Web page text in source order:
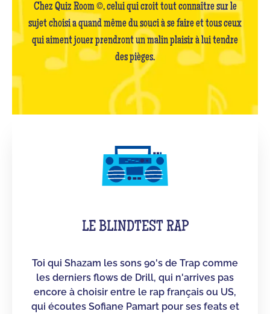
Chez Quiz Room ©, celui qui croit tout connaître sur le
sujet choisi a quand même du souci à se faire et tous ceux
qui aiment jouer prendront un malin plaisir à lui tendre
des pièges.
LE BLINDTEST RAP
Toi qui Shazam les sons 90's de Trap comme
les derniers flows de Drill, qui n'arrives pas
encore à choisir entre le rap français ou US,
qui écoutes Sofiane Pamart pour ses feats et